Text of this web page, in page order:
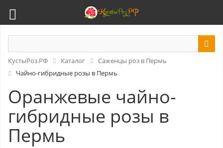
КустыРоз.РФ Каталог
Саженцы роз в Пермь
Чайно-гибридные розы в Пермь
Оранжевые чайно-
гибридные розы в
Пермь